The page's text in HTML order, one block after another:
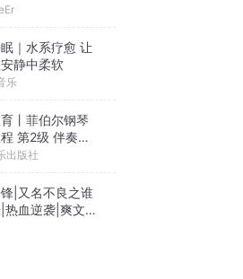
｜水系疗愈 让
静中柔软
乐
丨菲伯尔钢琴
第2级 伴奏音
出版社
|又名不良之谁
热血逆袭|爽文爆
费